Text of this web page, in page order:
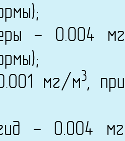
- 0.004
мг/м3,
- 0.004